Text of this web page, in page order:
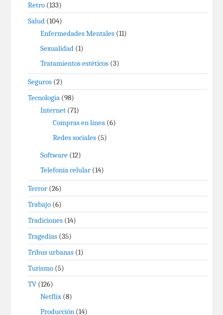
Retro (133)
Salud (104)
Enfermedades Mentales (11)
Sexualidad (1)
Tratamientos estéticos (3)
Seguros (2)
Tecnología (98)
Internet (71)
Compras en línea (6)
Redes sociales (5)
Software (12)
Telefonía celular (14)
Terror (26)
Trabajo (6)
Tradiciones (14)
Tragedias (35)
Tribus urbanas (1)
Turismo (5)
TV (126)
Netflix(8)
Producción (14)